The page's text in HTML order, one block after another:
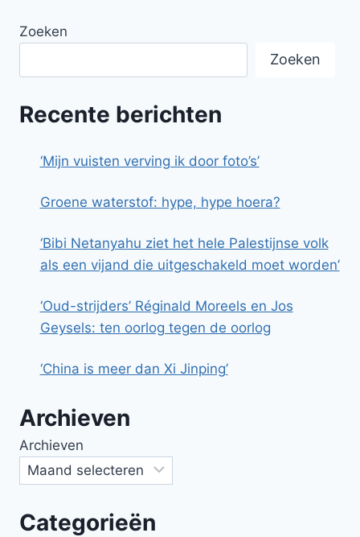
Zoeken
Zoeken
Recente berichten
‘Mijn vuisten verving ik door foto’s’
Groene waterstof: hype, hype hoera?
‘Bibi Netanyahu ziet het hele Palestijnse volk
als een vijand die uitgeschakeld moet worden’
‘Oud-strijders’ Réginald Moreels en Jos
Geysels: ten oorlog tegen de oorlog
‘China is meer dan Xi Jinping’
Archieven
Archieven
Categorieën